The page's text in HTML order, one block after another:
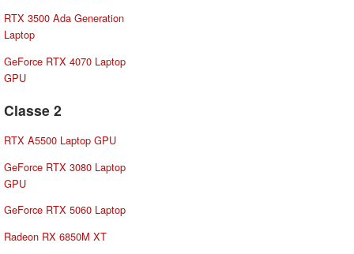
RTX 3500 Ada Generation
Laptop
GeForce RTX 4070 Laptop
GPU
Classe 2
RTX A5500 Laptop GPU
GeForce RTX 3080 Laptop
GPU
GeForce RTX 5060 Laptop
Radeon RX 6850M XT